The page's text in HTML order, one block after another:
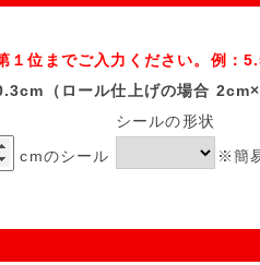
１位までご入力ください。例：
（ロール仕上げの場合
cmのシール
シールの形状
※簡